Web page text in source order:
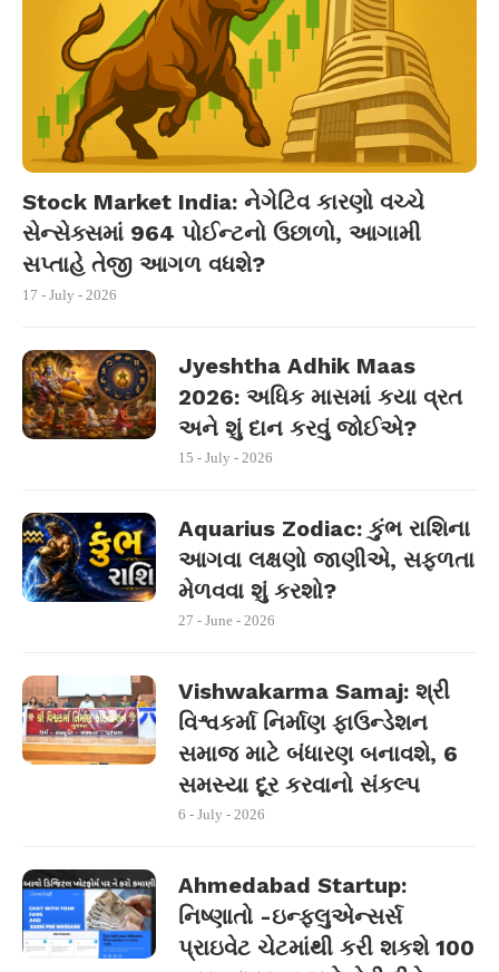
Stock Market India: નેગેટિવ કારણો વચ્ચે
સેન્સેક્સમાં 964 પોઈન્ટનો ઉછાળો, આગામી
સપ્તાહે તેજી આગળ વધશે?
17 - July - 2026
Jyeshtha Adhik Maas
2026: અધિક માસમાં કયા વ્રત
અને શું દાન કરવું જોઈએ?
15 - July - 2026
Aquarius Zodiac: કુંભ રાશિના
આગવા લક્ષણો જાણીએ, સફળતા
મેળવવા શું કરશો?
27 - June - 2026
Vishwakarma Samaj: શ્રી
વિશ્વકર્મા નિર્માણ ફાઉન્ડેશન
સમાજ માટે બંધારણ બનાવશે, 6
સમસ્યા દૂર કરવાનો સંકલ્પ
6 - July - 2026
Ahmedabad Startup:
નિષ્ણાતો -ઇન્ફ્લુએન્સર્સ
પ્રાઇવેટ ચેટમાંથી કરી શકશે 100